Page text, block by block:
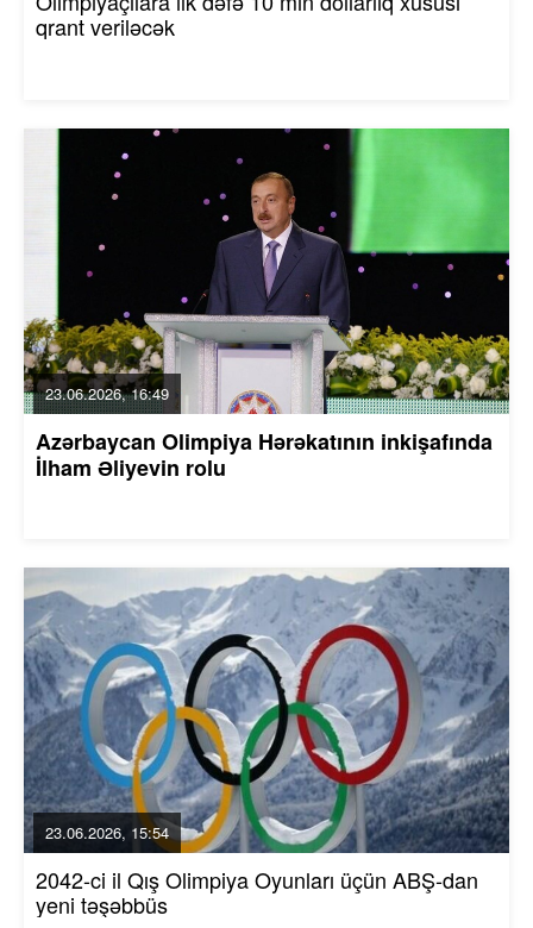
qrant veriləcək
23.06.2026, 16:49
Azərbaycan Olimpiya Hərəkatının inkişafında
İlham Əliyevin rolu
23.06.2026, 15:54
2042-ci il Qış Olimpiya Oyunları üçün ABŞ-dan
yeni təşəbbüs